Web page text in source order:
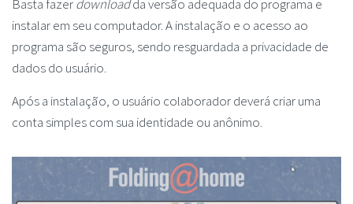
Basta fazerdownloadda versão adequada do programa e
instalar em seu computador. A instalação e o acesso ao
programa são seguros, sendo resguardada a privacidade de
dados do usuário.
Após a instalação, o usuário colaborador deverá criar uma
conta simples com sua identidade ou anônimo.